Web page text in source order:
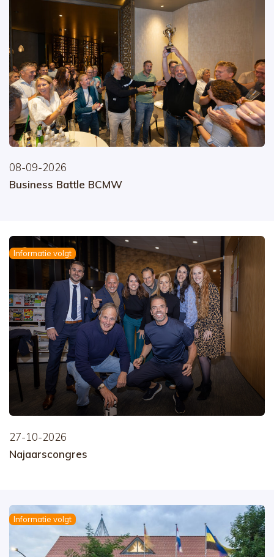
08-09-2026
Business Battle BCMW
Informatie volgt
27-10-2026
Najaarscongres
Informatie volgt